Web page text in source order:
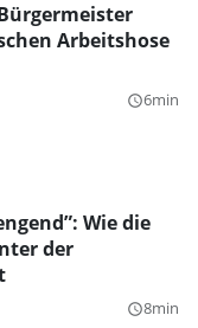
Arbeitshose
query_builder6min
Wie die
der
query_builder8min